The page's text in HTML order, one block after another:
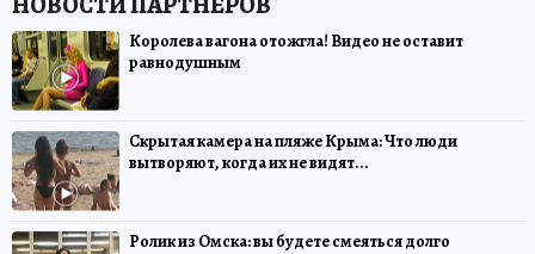
Королева вагона отожгла! Видео не оставит
равнодушным
Скрытая камера на пляже Крыма: Что люди
вытворяют, когда их не видят...
Ролик из Омска: вы будете смеяться долго